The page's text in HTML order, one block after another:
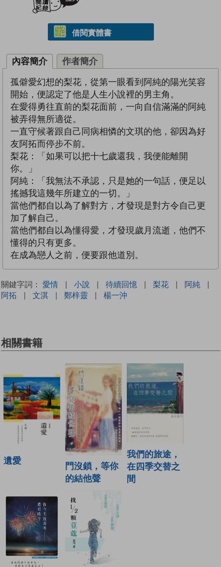
借閱實體書
內容簡介 作者簡介
孤僻愛幻想的梨花，從第一眼看到阿純的陽光笑容
開始，便認定了他是人生小說裡的男主角。
在愛得勇往直前的梨花面前，一向自信滿滿的阿純
被弄得無所適從。
一直守候著跟自己同病相憐的文琪的他，卻因為好
友阿拓而停步不前。
梨花：「如果可以把十七歲還我，我便能離開
你。」
阿純：「我無法不承認，只是她的一句話，便足以
搖撼我這幾年所建立的一切。」
當他們都自以為了解對方，才發現是對方令自己更
加了解自己。
當他們都自以為懂得愛，才發現歲月流逝，他們不
懂得的只有更多。
在成為戀人之前，便要跟他道別。
關鍵字詞： 愛情 | 小說 | 待續回憶 | 梨花 | 阿純
|
阿拓
| 文淇 | 鄭梓靈 | 楊一沖
相關書籍
遺愛
門沒鎖，等你
的結他聲
我們的旅途，
在四季交替之
間